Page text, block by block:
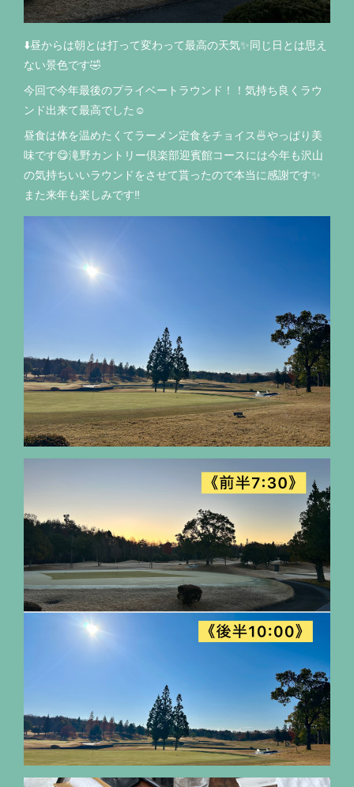
⬇️昼からは朝とは打って変わって最高の天気✨同じ日とは思え
ない景色です🤣
今回で今年最後のプライベートラウンド！！気持ち良くラウ
ンド出来て最高でした☺️
昼食は体を温めたくてラーメン定食をチョイス🍜やっぱり美
味です😋滝野カントリー倶楽部迎賓館コースには今年も沢山
の気持ちいいラウンドをさせて貰ったので本当に感謝です✨
また来年も楽しみです‼️